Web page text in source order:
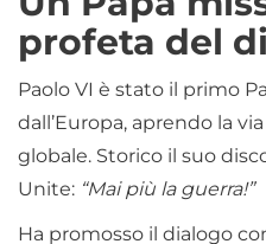
profeta del
Paolo VI è stato il primo
dall’Europa, aprendo la
globale. Storico il suo
Unite: “Mai più la guerra!”
Ha promosso il dialogo